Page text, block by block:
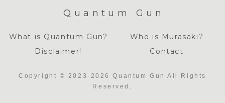
Quantum Gun
What is Quantum Gun?
Who is Murasaki?
Disclaimer!
Contact
Copyright © 2023-2026 Quantum Gun All Rights
Reserved.